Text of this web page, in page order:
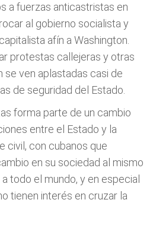
a fuerzas anticastristas en
al gobierno socialista y
afín a Washington.
protestas callejeras y otras
se ven aplastadas casi de
de seguridad del Estado.
forma parte de un cambio
entre el Estado y la
civil, con cubanos que
en su sociedad al mismo
todo el mundo, y en especial
tienen interés en cruzar la